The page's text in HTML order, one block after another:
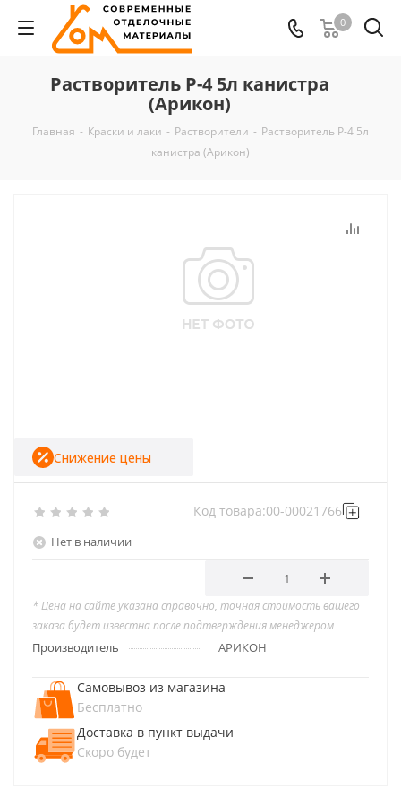
0
Растворитель Р-4 5л канистра
(Арикон)
Главная - Краски и лаки - Растворители - Растворитель Р-4 5л
канистра (Арикон)
Нет в наличии
Код товара:00-00021766
Снижение цены
* Цена на сайте указана справочно, точная стоимость вашего
заказа будет известна после подтверждения менеджером
Производитель АРИКОН
Самовывоз из магазина
Бесплатно
Доставка в пункт выдачи
Скоро будет